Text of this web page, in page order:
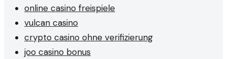
online casino freispiele
vulcan casino
crypto casino ohne verifizierung
joo casino bonus